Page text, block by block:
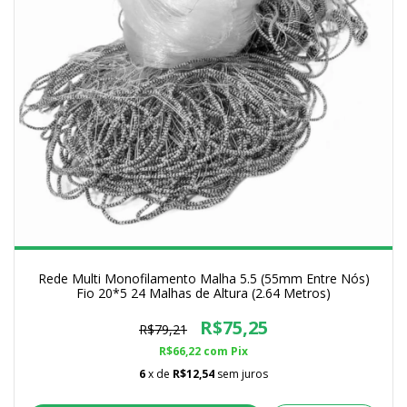
Rede Multi Monofilamento Malha 5.5 (55mm Entre Nós)
Fio 20*5 24 Malhas de Altura (2.64 Metros)
R$79,21 R$75,25
R$66,22 com Pix
6x de R$12,54 sem juros